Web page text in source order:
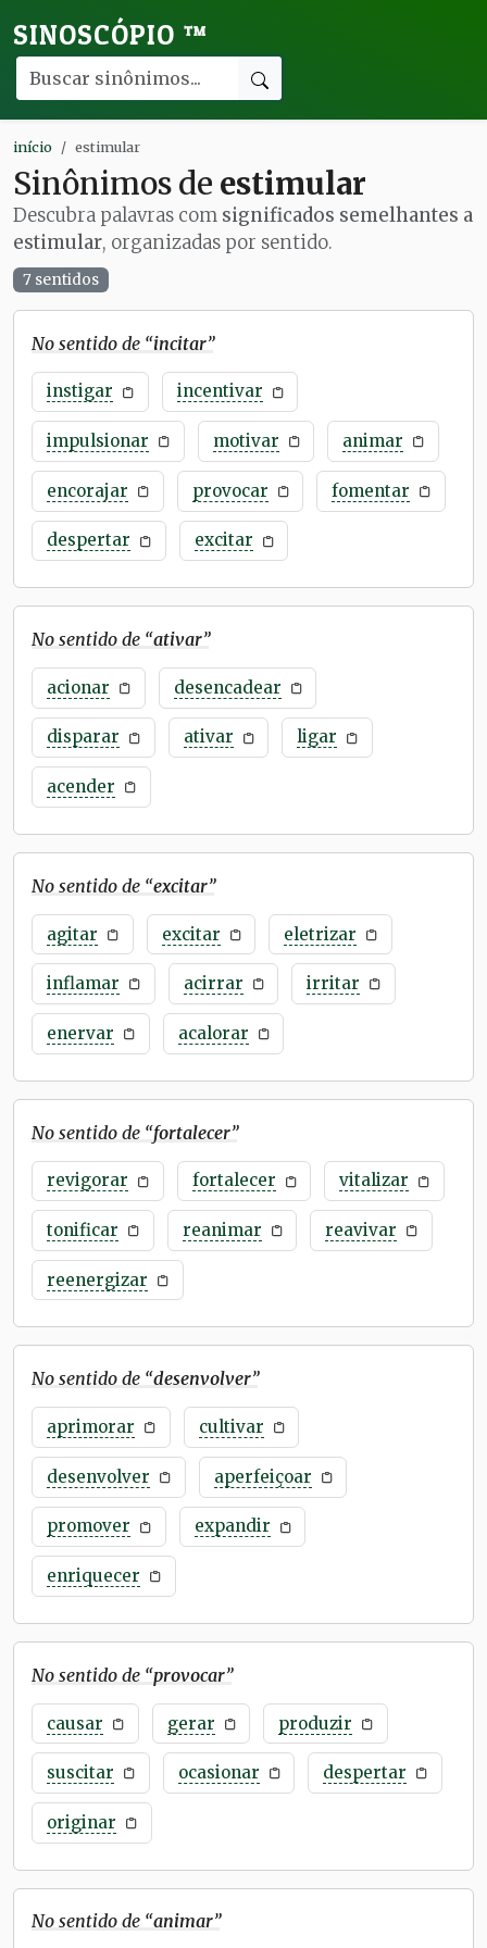
SINOSCÓPIO ™
início estimular
Sinônimos de estimular
Descubra palavras com significados semelhantes a
estimular, organizadas por sentido.
7 sentidos
No sentido de “incitar”
instigar incentivar
impulsionar motivar animar
encorajar provocar fomentar
despertar excitar
No sentido de “ativar”
acionar desencadear
disparar ativar ligar
acender
No sentido de “excitar”
agitar excitar eletrizar
inflamar acirrar irritar
enervar acalorar
No sentido de “fortalecer”
revigorar fortalecer vitalizar
tonificar reanimar reavivar
reenergizar
No sentido de “desenvolver”
aprimorar cultivar
desenvolver aperfeiçoar
promover expandir
enriquecer
No sentido de “provocar”
causar gerar produzir
suscitar ocasionar despertar
originar
No sentido de “animar”